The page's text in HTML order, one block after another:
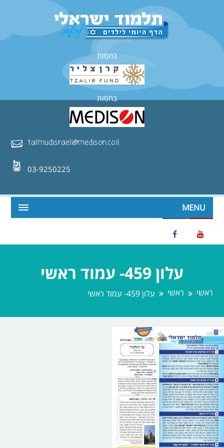
בחסות
בחסות
talmudisraeli@medison.co.il
03-9250225
MENU
עלון 459- עמוד ראשי
ראשי ראשי עלון 459- עמוד ראשי